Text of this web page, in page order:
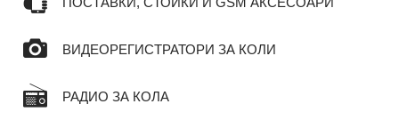
ВИДЕОРЕГИСТРАТОРИ ЗА КОЛИ
РАДИО ЗА КОЛА